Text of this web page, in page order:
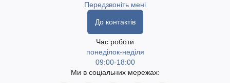
Передзвоніть мені
До контактів
Час роботи
понеділок-неділя
09:00-18:00
Ми в соціальних мережах: